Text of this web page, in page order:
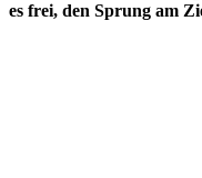
es frei, den Sprung am